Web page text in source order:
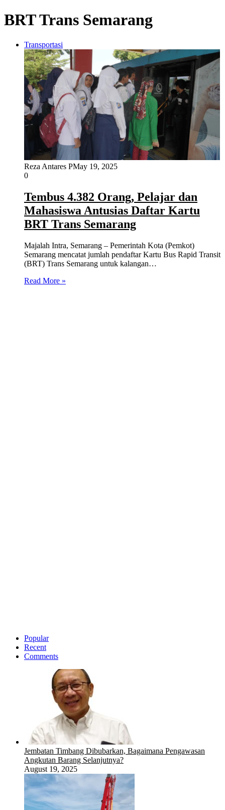
BRT Trans Semarang
Transportasi
Reza Antares PMay 19, 2025
0
Tembus 4.382 Orang, Pelajar dan
Mahasiswa Antusias Daftar Kartu
BRT Trans Semarang
Majalah Intra, Semarang – Pemerintah Kota (Pemkot)
Semarang mencatat jumlah pendaftar Kartu Bus Rapid Transit
(BRT) Trans Semarang untuk kalangan…
Read More »
Popular
Recent
Comments
Jembatan Timbang Dibubarkan, Bagaimana Pengawasan
Angkutan Barang Selanjutnya?
August 19, 2025